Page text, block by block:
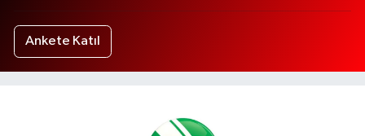
Ankete Katıl